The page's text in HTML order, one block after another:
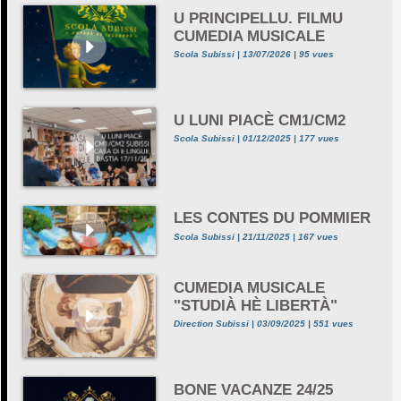
U PRINCIPELLU. FILMU
CUMEDIA MUSICALE
Scola Subissi | 13/07/2026 | 95 vues
U LUNI PIACÈ CM1/CM2
Scola Subissi | 01/12/2025 | 177 vues
LES CONTES DU POMMIER
Scola Subissi | 21/11/2025 | 167 vues
CUMEDIA MUSICALE
"STUDIÀ HÈ LIBERTÀ"
Direction Subissi | 03/09/2025 | 551 vues
BONE VACANZE 24/25